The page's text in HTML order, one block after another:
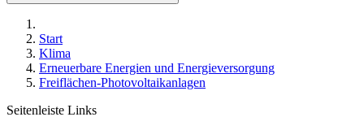
Start
Klima
Erneuerbare Energien und Energieversorgung
Freiflächen-Photovoltaikanlagen
Seitenleiste Links